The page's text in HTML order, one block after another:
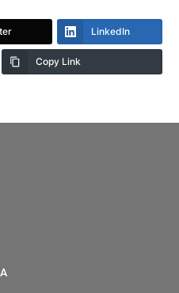
LinkedIn
Copy Link